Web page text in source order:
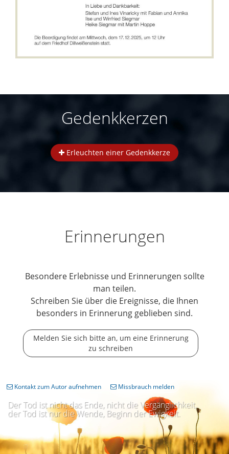
Gedenkkerzen
Erleuchten einer Gedenkkerze
Erinnerungen
Besondere Erlebnisse und Erinnerungen sollte
man teilen.
Schreiben Sie über die Ereignisse, die Ihnen
besonders in Erinnerung geblieben sind.
Melden Sie sich bitte an, um eine Erinnerung
zu schreiben
Der Tod ist nicht das Ende, nicht die Vergänglichkeit,
der Tod ist nur die Wende, Beginn der Ewigkeit.
Kontakt zum Autor aufnehmen Missbrauch melden